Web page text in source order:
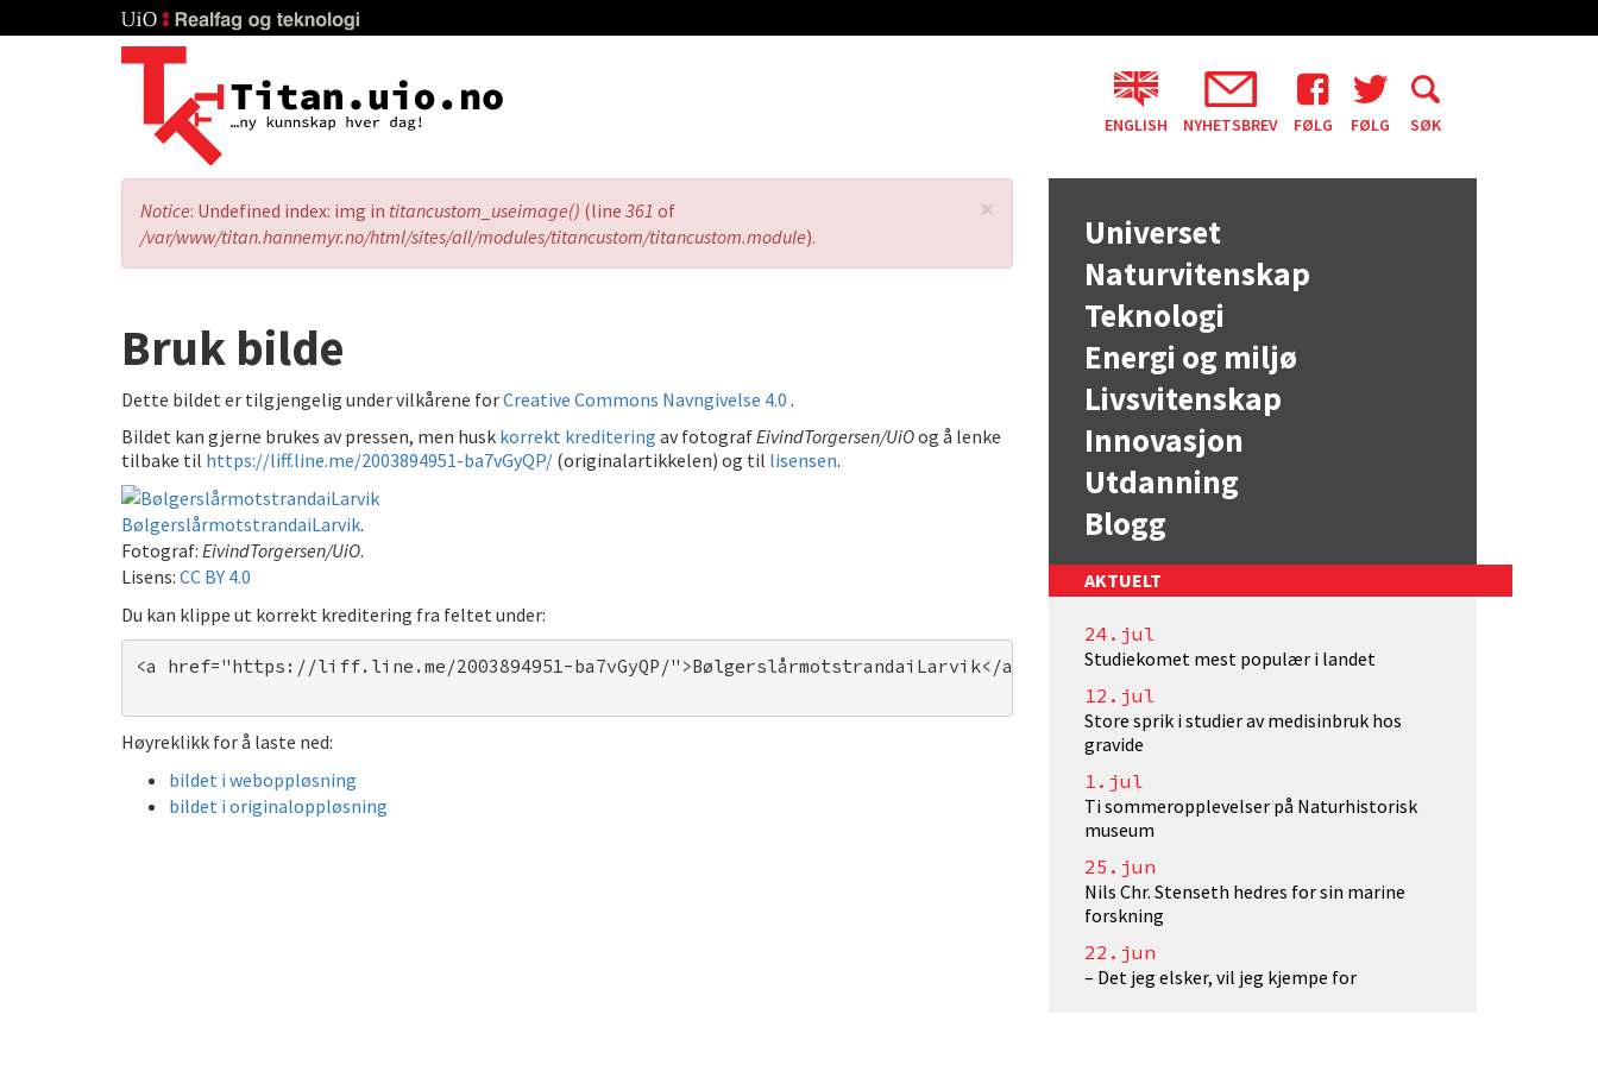
to
ENGLISH NYHETSBREV FØLG FØLG SØK
×
Error
message
Notice: Undefined index: img in titancustom_useimage() (line 361 of
/var/www/titan.hannemyr.no/html/sites/all/modules/titancustom/titancustom.module).
Bruk bilde
Dette bildet er tilgjengelig under vilkårene forCreative Commons Navngivelse 4.0 .
Bildet kan gjerne brukes av pressen, men husk korrekt kreditering av fotografEivindTorgersen/UiOog å lenke
tilbake til https://liff.line.me/2003894951-ba7vGyQP/ (originalartikkelen) og til lisensen.
BølgerslårmotstrandaiLarvik.
Fotograf: EivindTorgersen/UiO.
Lisens: CC BY 4.0
Du kan klippe ut korrekt kreditering fra feltet under:
<a href="https://liff.line.me/2003894951-ba7vGyQP/">BølgerslårmotstrandaiLarvik</a>. Fotograf: EivindTorgersen/UiO. Lisens: <a
Høyreklikk for å laste ned:
bildet i weboppløsning
bildet i originaloppløsning
Universet
Naturvitenskap
Teknologi
Energi og miljø
Livsvitenskap
Innovasjon
Utdanning
Blogg
AKTUELT
24.jul
Studiekomet mest populær i landet
12.jul
Store sprik i studier av medisinbruk hos
gravide
1.jul
Ti sommeropplevelser på Naturhistorisk
museum
25.jun
Nils Chr. Stenseth hedres for sin marine
forskning
22.jun
– Det jeg elsker, vil jeg kjempe for